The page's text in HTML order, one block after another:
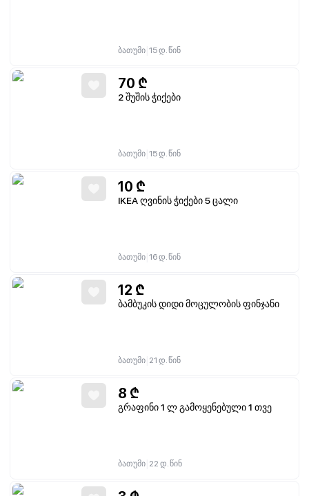
ბათუმი 15 დ. წინ
70 ₾
2 შუშის ჭიქები
ბათუმი 15 დ. წინ
10 ₾
IKEA ღვინის ჭიქები 5 ცალი
ბათუმი 16 დ. წინ
12 ₾
ბამბუკის დიდი მოცულობის ფინჯანი
ბათუმი 21 დ. წინ
8 ₾
გრაფინი 1 ლ გამოყენებული 1 თვე
ბათუმი 22 დ. წინ